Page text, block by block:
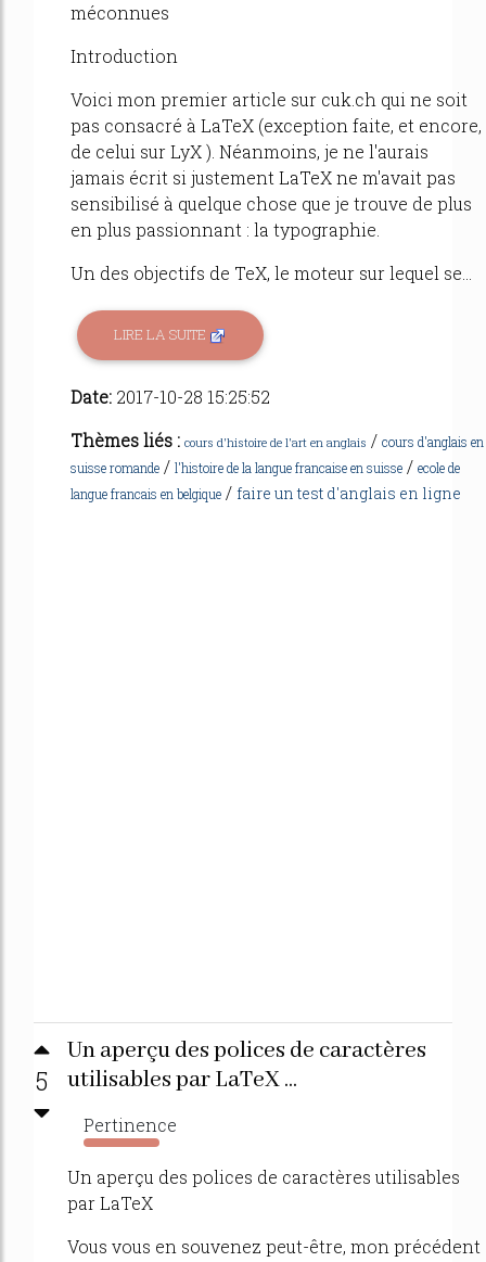
méconnues
Introduction
Voici mon premier article sur cuk.ch qui ne soit
pas consacré à LaTeX (exception faite, et encore,
de celui sur LyX ). Néanmoins, je ne l'aurais
jamais écrit si justement LaTeX ne m'avait pas
sensibilisé à quelque chose que je trouve de plus
en plus passionnant : la typographie.
Un des objectifs de TeX, le moteur sur lequel se...
LIRE LA SUITE
Date: 2017-10-28 15:25:52
Thèmes liés : cours d'histoire de l'art en anglais / cours d'anglais en
suisse romande / l'histoire de la langue francaise en suisse / ecole de
langue francais en belgique / faire un test d'anglais en ligne
5
Un aperçu des polices de caractères
utilisables par LaTeX ...
Pertinence
113%
Un aperçu des polices de caractères utilisables
par LaTeX
Vous vous en souvenez peut-être, mon précédent